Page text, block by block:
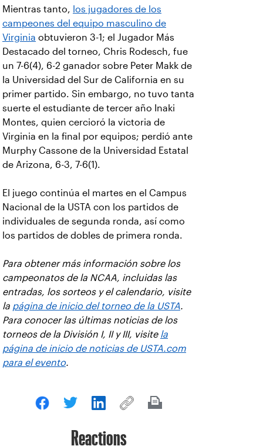
Mientras tanto, los jugadores de los
campeones del equipo masculino de
Virginia obtuvieron 3-1; el Jugador Más
Destacado del torneo, Chris Rodesch, fue
un 7-6(4), 6-2 ganador sobre Peter Makk de
la Universidad del Sur de California en su
primer partido. Sin embargo, no tuvo tanta
suerte el estudiante de tercer año Inaki
Montes, quien cercioró la victoria de
Virginia en la final por equipos; perdió ante
Murphy Cassone de la Universidad Estatal
de Arizona, 6-3, 7-6(1).
El juego continúa el martes en el Campus
Nacional de la USTA con los partidos de
individuales de segunda ronda, así como
los partidos de dobles de primera ronda.
Para obtener más información sobre los
campeonatos de la NCAA, incluidas las
entradas, los sorteos y el calendario, visite
la página de inicio del torneo de la USTA.
Para conocer las últimas noticias de los
torneos de la División I, II y III, visite la
página de inicio de noticias de USTA.com
para el evento.
Reactions